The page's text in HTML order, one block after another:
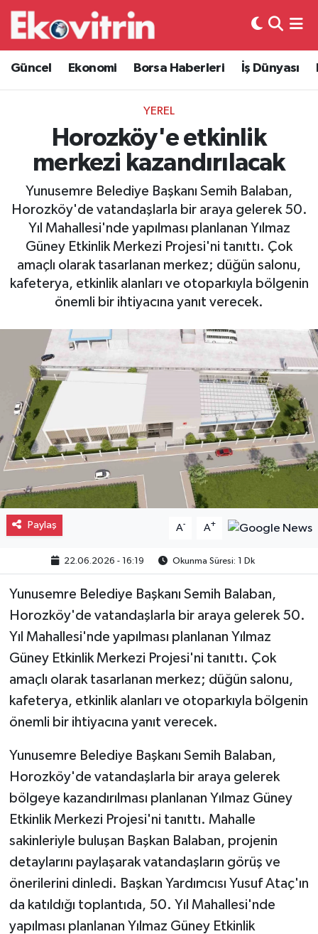
Güncel Ekonomi Borsa Haberleri İş Dünyası
YEREL
Horozköy'e etkinlik
merkezi kazandırılacak
Yunusemre Belediye Başkanı Semih Balaban,
Horozköy'de vatandaşlarla bir araya gelerek 50.
Yıl Mahallesi'nde yapılması planlanan Yılmaz
Güney Etkinlik Merkezi Projesi'ni tanıttı. Çok
amaçlı olarak tasarlanan merkez; düğün salonu,
kafeterya, etkinlik alanları ve otoparkıyla bölgenin
önemli bir ihtiyacına yanıt verecek.
Paylaş A- A+
22.06.2026 - 16:19 Okunma Süresi: 1 Dk
Yunusemre Belediye Başkanı Semih Balaban,
Horozköy'de vatandaşlarla bir araya gelerek 50.
Yıl Mahallesi'nde yapılması planlanan Yılmaz
Güney Etkinlik Merkezi Projesi'ni tanıttı. Çok
amaçlı olarak tasarlanan merkez; düğün salonu,
kafeterya, etkinlik alanları ve otoparkıyla bölgenin
önemli bir ihtiyacına yanıt verecek.
Yunusemre Belediye Başkanı Semih Balaban,
Horozköy'de vatandaşlarla bir araya gelerek
bölgeye kazandırılması planlanan Yılmaz Güney
Etkinlik Merkezi Projesi'ni tanıttı. Mahalle
sakinleriyle buluşan Başkan Balaban, projenin
detaylarını paylaşarak vatandaşların görüş ve
önerilerini dinledi. Başkan Yardımcısı Yusuf Ataç'ın
da katıldığı toplantıda, 50. Yıl Mahallesi'nde
yapılması planlanan Yılmaz Güney Etkinlik
Güncel
Ekonomi
Borsa Haberleri
İş Dünyası
Lojistik
Otovitrin
Asayiş
Magazin
Gayrimenkul
Spor
Eğitim
Hava Durumu
Trafik Durumu
Süper Lig Puan Durumu ve Fikstür
Tüm Manşetler
Son Dakika Haberleri
Haber Arşivi